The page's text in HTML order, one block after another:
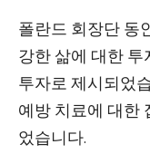
폴란드 회장단 동
강한 삶에 대한
투자로 제시되었
예방 치료에 대한
었습니다.